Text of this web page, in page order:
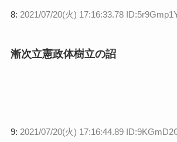
8: 2021/07/20(火) 17:16:33.78
漸次立憲政体樹立の詔
9: 2021/07/20(火) 17:16:44.89